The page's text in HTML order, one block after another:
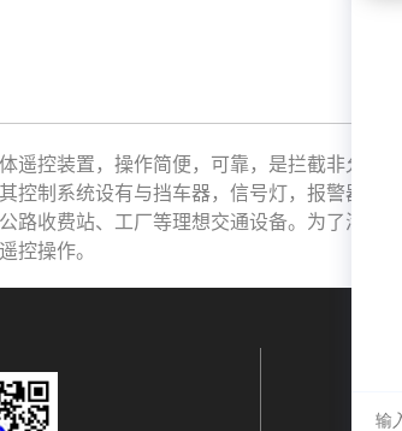
控装置，操作简便，可靠，是拦截非允许车
制系统设有与挡车器，信号灯，报警器等连
收费站、工厂等理想交通设备。为了满足
控操作。